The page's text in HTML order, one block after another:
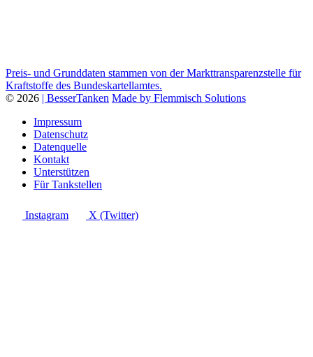
Preis- und Grunddaten stammen von der Markttransparenzstelle für
Kraftstoffe des Bundeskartellamtes.
© 2026 | BesserTanken Made by Flemmisch Solutions
Impressum
Datenschutz
Datenquelle
Kontakt
Unterstützen
Für Tankstellen
Instagram X (Twitter)